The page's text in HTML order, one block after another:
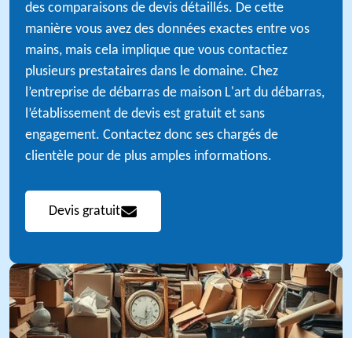
des comparaisons de devis détaillés. De cette
manière vous avez des données exactes entre vos
mains, mais cela implique que vous contactiez
plusieurs prestataires dans le domaine. Chez
l’entreprise de débarras de maison L'art du débarras,
l’établissement de devis est gratuit et sans
engagement. Contactez donc ses chargés de
clientèle pour de plus amples informations.
Devis gratuit